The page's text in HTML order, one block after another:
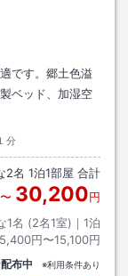
です。郷土色溢
ベッド、加湿空
分
2名 1泊1部屋 合計
〜 30,200円
1名 (2名1室)｜ 1泊
5,400円〜15,100円
布中 ※利用条件あり